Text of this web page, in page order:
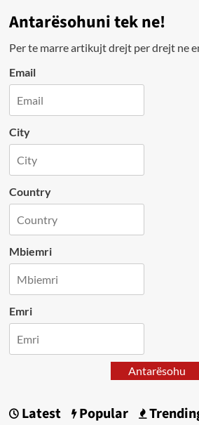
Antarësohuni tek ne!
Per te marre artikujt drejt per drejt ne
Email
City
Country
Mbiemri
Emri
Antarësohu
Latest Popular